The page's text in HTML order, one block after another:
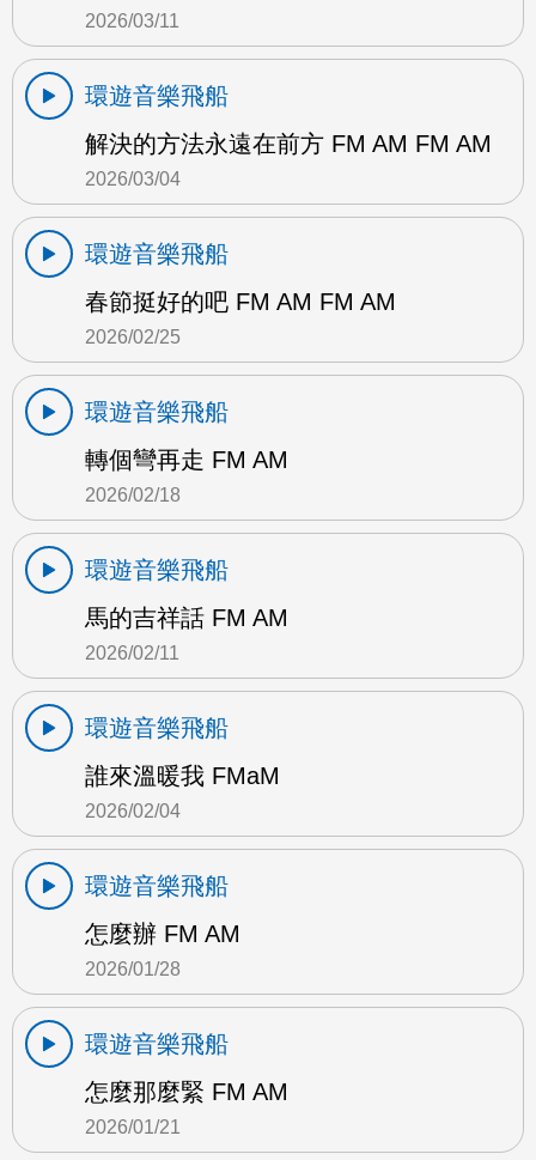
2026/03/11
環遊音樂飛船
解決的方法永遠在前方 FM AM FM AM
2026/03/04
環遊音樂飛船
春節挺好的吧 FM AM FM AM
2026/02/25
環遊音樂飛船
轉個彎再走 FM AM
2026/02/18
環遊音樂飛船
馬的吉祥話 FM AM
2026/02/11
環遊音樂飛船
誰來溫暖我 FMaM
2026/02/04
環遊音樂飛船
怎麼辦 FM AM
2026/01/28
環遊音樂飛船
怎麼那麼緊 FM AM
2026/01/21